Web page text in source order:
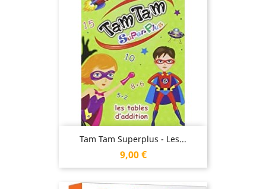
Tam Tam Superplus - Les...
Prix
9,00 €